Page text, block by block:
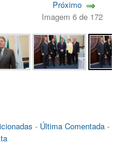
Próximo
Imagem 6 de 172
- Última Comentada-